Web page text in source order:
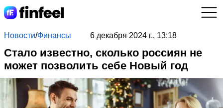
Новости/Финансы 6 декабря 2024 г., 13:18
Стало известно, сколько россиян не
может позволить себе Новый год